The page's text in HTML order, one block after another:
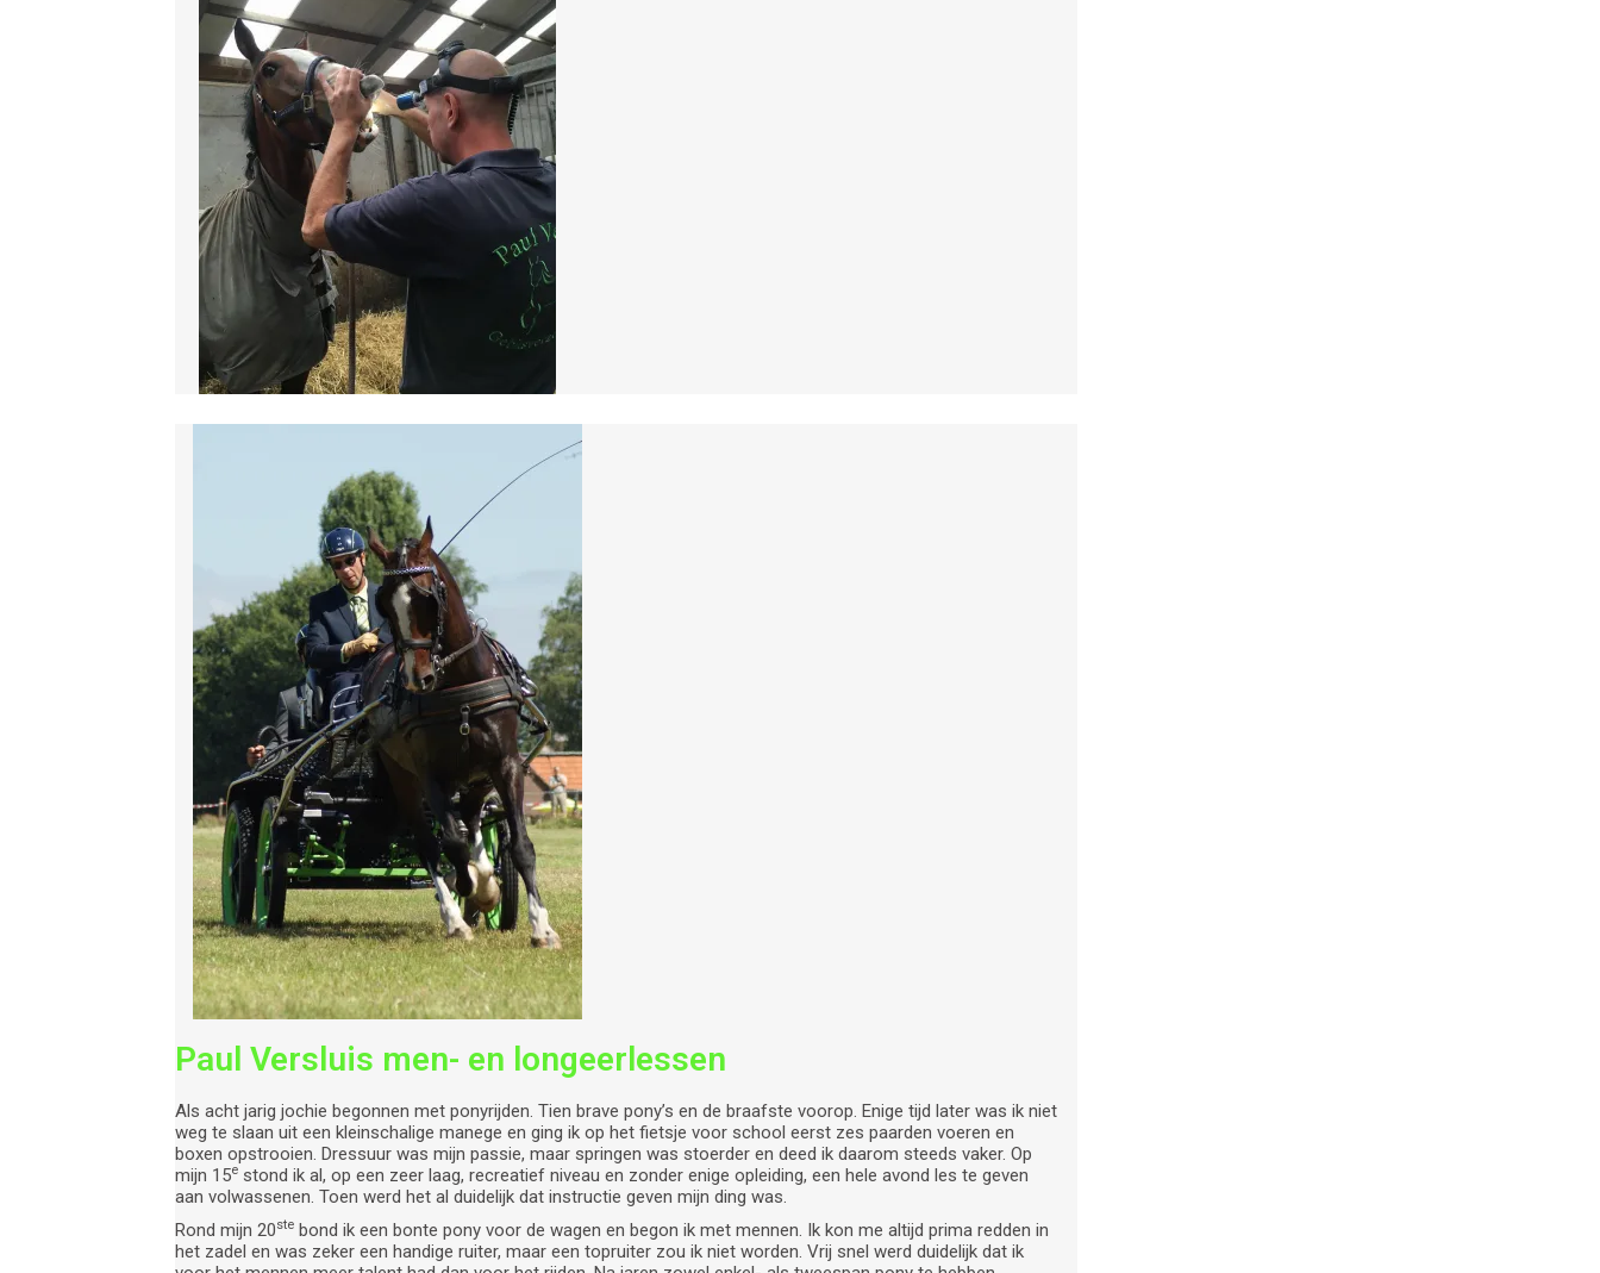
Paul Versluis men- en longeerlessen
Als acht jarig jochie begonnen met ponyrijden. Tien brave pony’s en de braafste voorop. Enige tijd later was ik niet
weg te slaan uit een kleinschalige manege en ging ik op het fietsje voor school eerst zes paarden voeren en
boxen opstrooien. Dressuur was mijn passie, maar springen was stoerder en deed ik daarom steeds vaker. Op
mijn 15e stond ik al, op een zeer laag, recreatief niveau en zonder enige opleiding, een hele avond les te geven
aan volwassenen. Toen werd het al duidelijk dat instructie geven mijn ding was.
Rond mijn 20ste bond ik een bonte pony voor de wagen en begon ik met mennen. Ik kon me altijd prima redden in
het zadel en was zeker een handige ruiter, maar een topruiter zou ik niet worden. Vrij snel werd duidelijk dat ik